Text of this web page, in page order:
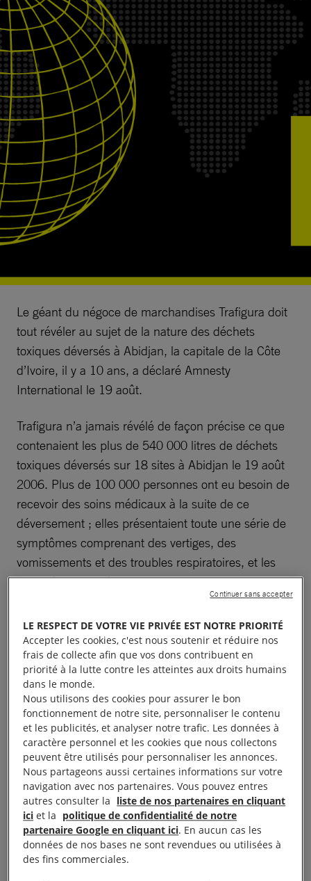
Le géant du négoce de marchandises Trafigura doit
tout révéler au sujet de la nature des déchets
toxiques déversés à Abidjan, la capitale de la Côte
d’Ivoire, il y a 10 ans, a déclaré Amnesty
International le 19 août.
Trafigura n’a jamais révélé de façon précise ce que
contenaient les plus de 540 000 litres de déchets
toxiques déversés sur 18 sites à Abidjan le 19 août
2006. Plus de 100 000 personnes ont eu besoin de
recevoir des soins médicaux à la suite de ce
déversement ; elles présentaient toute une série de
symptômes comprenant des vertiges, des
vomissements et des troubles respiratoires, et les
autorités ont fait état de 15 morts.
« Dix années se sont écoulées depuis cette
catastrophe environnementale qui est l’une des
pires que le monde ait connues depuis le début du
21e siècle, et Trafigura de même que les
gouvernements ont abandonné les victimes.
Trafigura a cherché à redorer son image, affirmant
qu’elle est une entreprise transparente et
responsable. Ce géant du négoce, qui a engrangé
1,1 milliard de dollars de bénéfice en 2015, ne doit
pas être autorisé à se laver totalement les mains de
cette catastrophe, a déclaré Lucy Graham, chargée
de recherches dans l’équipe Responsabilité des
entreprises en matière de droits humains à Amnesty
LE RESPECT DE VOTRE VIE PRIVÉE EST NOTRE PRIORITÉ
Accepter les cookies, c'est nous soutenir et réduire nos
frais de collecte afin que vos dons contribuent en
priorité à la lutte contre les atteintes aux droits humains
dans le monde.
Nous utilisons des cookies pour assurer le bon
fonctionnement de notre site, personnaliser le contenu
et les publicités, et analyser notre trafic. Les données à
caractère personnel et les cookies que nous collectons
peuvent être utilisés pour personnaliser les annonces.
Nous partageons aussi certaines informations sur votre
navigation avec nos partenaires. Vous pouvez entres
autres consulter la liste de nos partenaires en cliquant
ici et la politique de confidentialité de notre
partenaire Google en cliquant ici. En aucun cas les
données de nos bases ne sont revendues ou utilisées à
des fins commerciales.
Continuer sans accepter